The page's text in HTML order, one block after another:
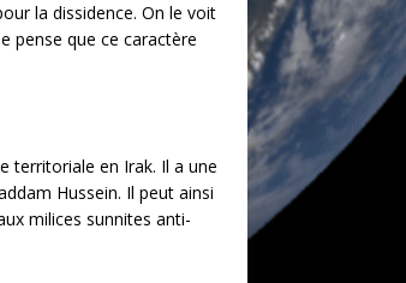
la dissidence. On le voit
pense que ce caractère
territoriale en Irak. Il a une
Hussein. Il peut ainsi
milices sunnites anti-